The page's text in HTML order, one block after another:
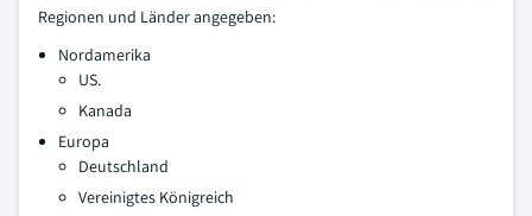
Regionen und Länder angegeben:
Nordamerika
US.
Kanada
Europa
Deutschland
Vereinigtes Königreich